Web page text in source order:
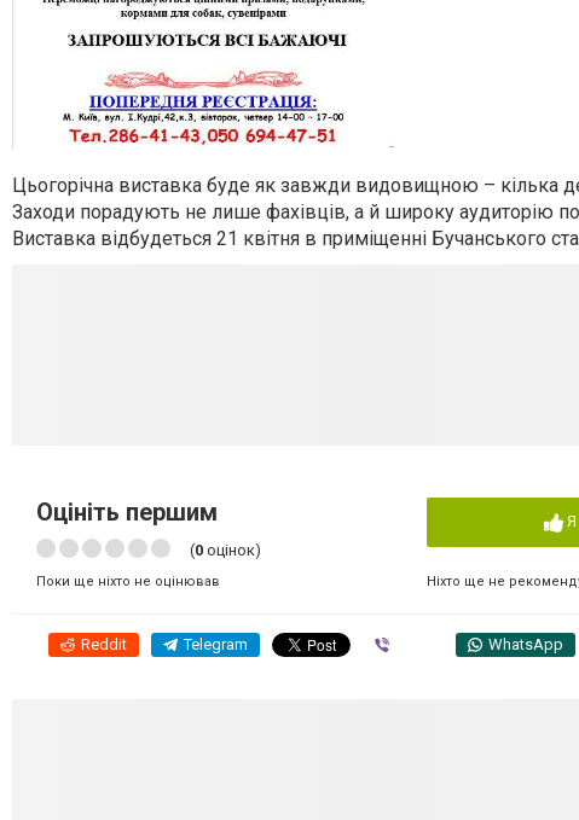
Цьогорічна виставка буде як завжди видовищною – кілька
Заходи порадують не лише фахівців, а й широку аудиторію
Виставка відбудеться 21 квітня в приміщенні Бучанського
Оцініть першим
(0 оцінок)
Поки ще ніхто не оцінював
Я
Ніхто ще не
Reddit Telegram WhatsApp